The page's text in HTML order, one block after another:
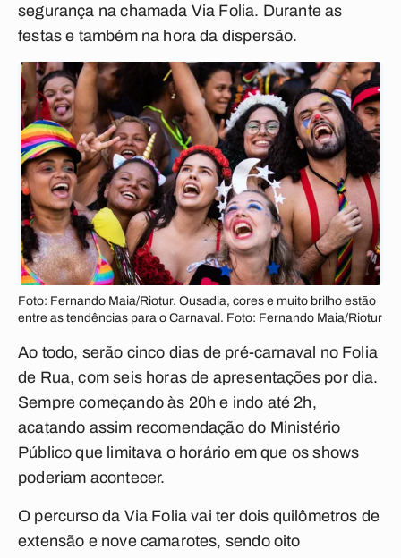
segurança na chamada Via Folia. Durante as
festas e também na hora da dispersão.
Foto: Fernando Maia/Riotur. Ousadia, cores e muito brilho estão
entre as tendências para o Carnaval. Foto: Fernando Maia/Riotur
Ao todo, serão cinco dias de pré-carnaval no Folia
de Rua, com seis horas de apresentações por dia.
Sempre começando às 20h e indo até 2h,
acatando assim recomendação do Ministério
Público que limitava o horário em que os shows
poderiam acontecer.
O percurso da Via Folia vai ter dois quilômetros de
extensão e nove camarotes, sendo oito